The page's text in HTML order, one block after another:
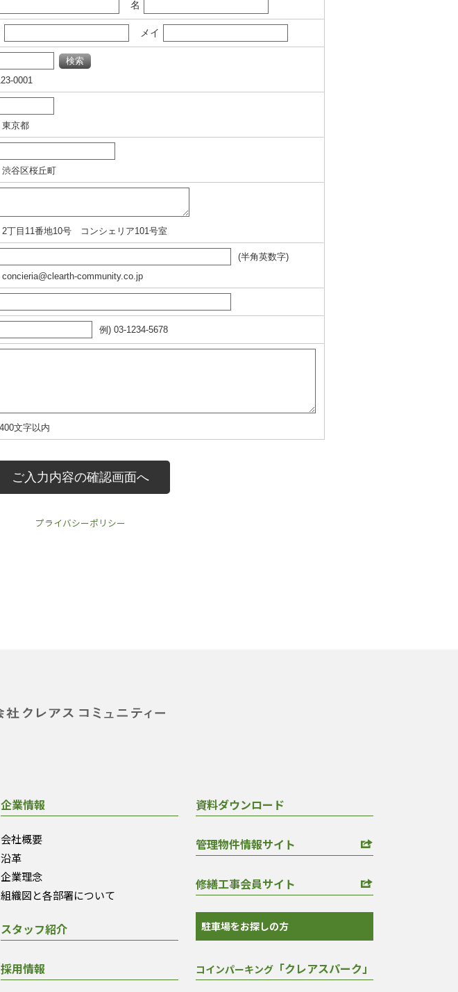
プライバシーポリシー
企業情報
会社概要
沿革
企業理念
組織図と各部署について
スタッフ紹介
採用情報
資料ダウンロード
管理物件情報サイト
修繕工事会員サイト
駐車場をお探しの方
コインパーキング「クレアスパーク」